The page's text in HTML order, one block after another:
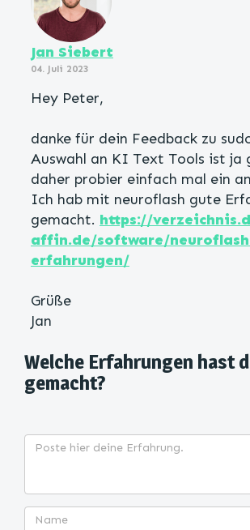
Jan Siebert
04. Juli 2023
Hey Peter,
danke für dein Feedback zu
Auswahl an KI Text Tools ist ja
daher probier einfach mal ein
Ich hab mit neuroflash gute
gemacht. https://
affin.de/software/
erfahrungen/
Grüße
Jan
Welche Erfahrungen hast
gemacht?